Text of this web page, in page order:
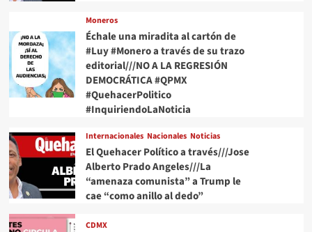
Moneros
Échale una miradita al cartón de
#Luy #Monero a través de su trazo
editorial///NO A LA REGRESIÓN
DEMOCRÁTICA #QPMX
#QuehacerPolitico
#InquiriendoLaNoticia
Internacionales Nacionales Noticias
El Quehacer Político a través///Jose
Alberto Prado Angeles///La
“amenaza comunista” a Trump le
cae “como anillo al dedo”
CDMX